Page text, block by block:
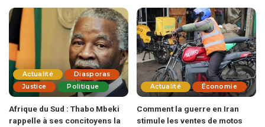
Actualité
Diasporas
Justice
Politique
Afrique du Sud : Thabo Mbeki
rappelle à ses concitoyens la
Actualité Économie
Comment la guerre en Iran
stimule les ventes de motos